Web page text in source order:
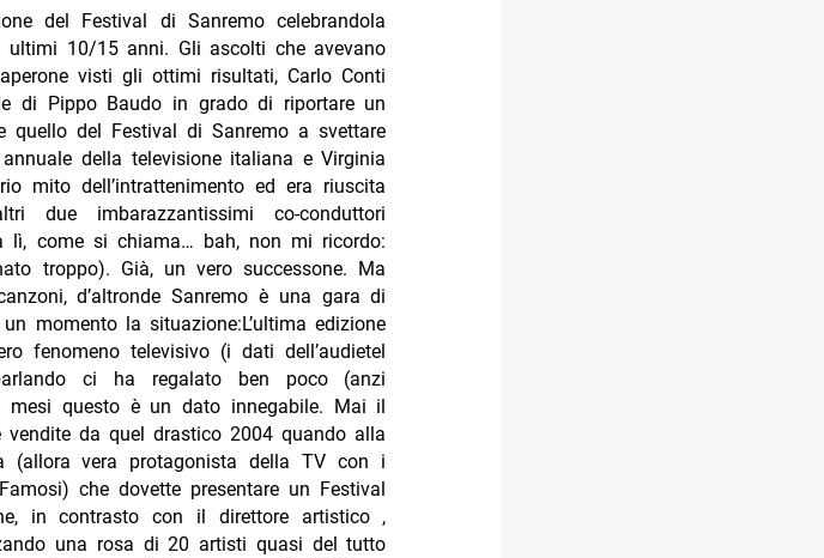
del Festival di Sanremo celebrandola
ultimi 10/15 anni. Gli ascolti che avevano
visti gli ottimi risultati, Carlo Conti
di Pippo Baudo in grado di riportare un
del Festival di Sanremo a svettare
della televisione italiana e Virginia
mito dell’intrattenimento ed era riuscita
imbarazzantissimi co-conduttori
lì, come si chiama… bah, non mi ricordo:
troppo). Già, un vero successone. Ma
d’altronde Sanremo è una gara di
momento la situazione:L’ultima edizione
fenomeno televisivo (i dati dell’audietel
ci ha regalato ben poco (anzi
questo è un dato innegabile. Mai il
da quel drastico 2004 quando alla
(allora vera protagonista della TV con i
che dovette presentare un Festival
in contrasto con il direttore artistico ,
una rosa di 20 artisti quasi del tutto